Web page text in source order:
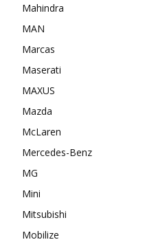
Mahindra
MAN
Marcas
Maserati
MAXUS
Mazda
McLaren
Mercedes-Benz
MG
Mini
Mitsubishi
Mobilize